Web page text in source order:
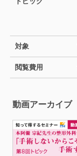
対象
閲覧費用
動画アーカイブ